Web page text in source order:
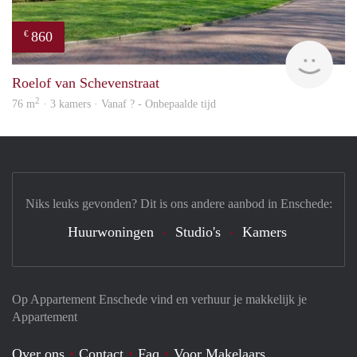
€ 860
Roelof van Schevenstraat
76 m2 · 3 kamers · Vanaf ? - Onbepaalde tijd
Op Appartement Enschede vind en verhuur je makkelijk je
Appartement
Over ons Contact Faq Voor Makelaars
Niks leuks gevonden? Dit is ons andere aanbod in Enschede:
Huurwoningen Studio's Kamers